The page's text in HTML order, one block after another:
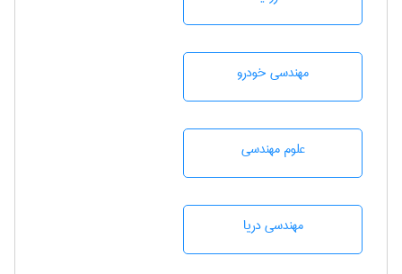
مهندسی خودرو
علوم مهندسی
مهندسی دریا